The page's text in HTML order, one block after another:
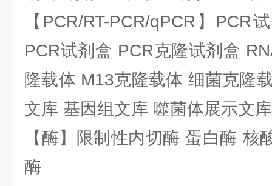
【PCR/RT-PCR/qPCR】PCR
PCR试剂盒 PCR克隆试剂盒
隆载体 M13克隆载体 细菌克隆
文库 基因组文库 噬菌体展示文库
【酶】限制性内切酶 蛋白酶 核
酶